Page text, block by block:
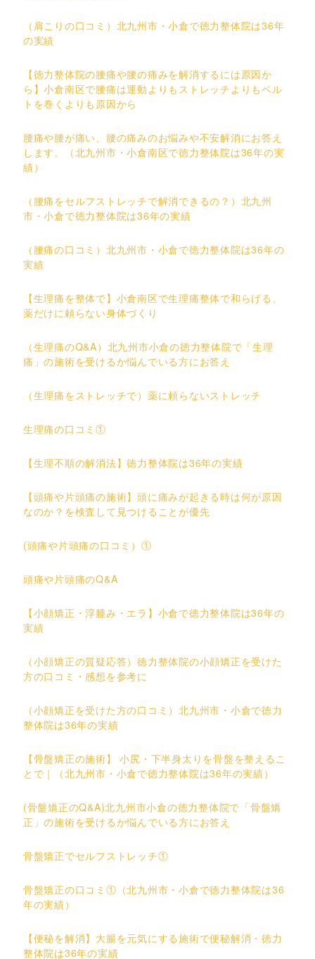
（肩こりの口コミ）北九州市・小倉で徳力整体院は36年
の実績
【徳力整体院の腰痛や腰の痛みを解消するには原因か
ら】小倉南区で腰痛は運動よりもストレッチよりもベル
トを巻くよりも原因から
腰痛や腰が痛い、腰の痛みのお悩みや不安解消にお答え
します。（北九州市・小倉南区で徳力整体院は36年の実
績）
（腰痛をセルフストレッチで解消できるの？）北九州
市・小倉で徳力整体院は36年の実績
（腰痛の口コミ）北九州市・小倉で徳力整体院は36年の
実績
【生理痛を整体で】小倉南区で生理痛整体で和らげる、
薬だけに頼らない身体づくり
（生理痛のQ&A）北九州市小倉の徳力整体院で「生理
痛」の施術を受けるか悩んでいる方にお答え
（生理痛をストレッチで）薬に頼らないストレッチ
生理痛の口コミ①
【生理不順の解消法】徳力整体院は36年の実績
【頭痛や片頭痛の施術】頭に痛みが起きる時は何が原因
なのか？を検査して見つけることが優先
(頭痛や片頭痛の口コミ）①
頭痛や片頭痛のQ&A
【小顔矯正・浮腫み・エラ】小倉で徳力整体院は36年の
実績
（小顔矯正の質疑応答）徳力整体院の小顔矯正を受けた
方の口コミ・感想を参考に
（小顔矯正を受けた方の口コミ）北九州市・小倉で徳力
整体院は36年の実績
【骨盤矯正の施術】 小尻・下半身太りを骨盤を整えるこ
とで｜（北九州市・小倉で徳力整体院は36年の実績）
(骨盤矯正のQ&A)北九州市小倉の徳力整体院で「骨盤矯
正」の施術を受けるか悩んでいる方にお答え
骨盤矯正でセルフストレッチ①
骨盤矯正の口コミ①（北九州市・小倉で徳力整体院は36
年の実績）
【便秘を解消】大腸を元気にする施術で便秘解消・徳力
整体院は36年の実績